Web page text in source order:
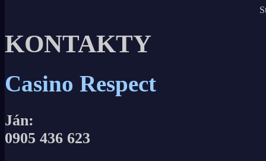
KONTAKTY
Casino Respect
Ján:
0905 436 623